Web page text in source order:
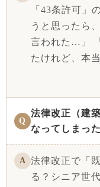
「43条許可」
うと思ったら
言われた…」
たけれど、本
Q
法律改正（建
なってしまっ
A 法律改正で「
る？シニア世